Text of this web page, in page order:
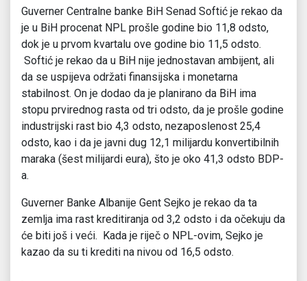
Guverner Centralne banke BiH Senad Softić je rekao da
je u BiH procenat NPL prošle godine bio 11,8 odsto,
dok je u prvom kvartalu ove godine bio 11,5 odsto.
Softić je rekao da u BiH nije jednostavan ambijent, ali
da se uspijeva održati finansijska i monetarna
stabilnost. On je dodao da je planirano da BiH ima
stopu prvirednog rasta od tri odsto, da je prošle godine
industrijski rast bio 4,3 odsto, nezaposlenost 25,4
odsto, kao i da je javni dug 12,1 milijardu konvertibilnih
maraka (šest milijardi eura), što je oko 41,3 odsto BDP-
a.
Guverner Banke Albanije Gent Sejko je rekao da ta
zemlja ima rast kreditiranja od 3,2 odsto i da očekuju da
će biti još i veći. Kada je riječ o NPL-ovim, Sejko je
kazao da su ti krediti na nivou od 16,5 odsto.